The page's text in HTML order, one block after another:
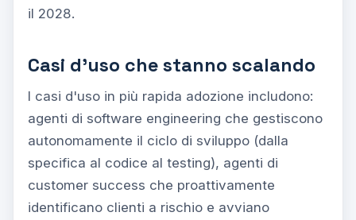
il 2028.
Casi d'uso che stanno scalando
I casi d'uso in più rapida adozione includono:
agenti di software engineering che gestiscono
autonomamente il ciclo di sviluppo (dalla
specifica al codice al testing), agenti di
customer success che proattivamente
identificano clienti a rischio e avviano